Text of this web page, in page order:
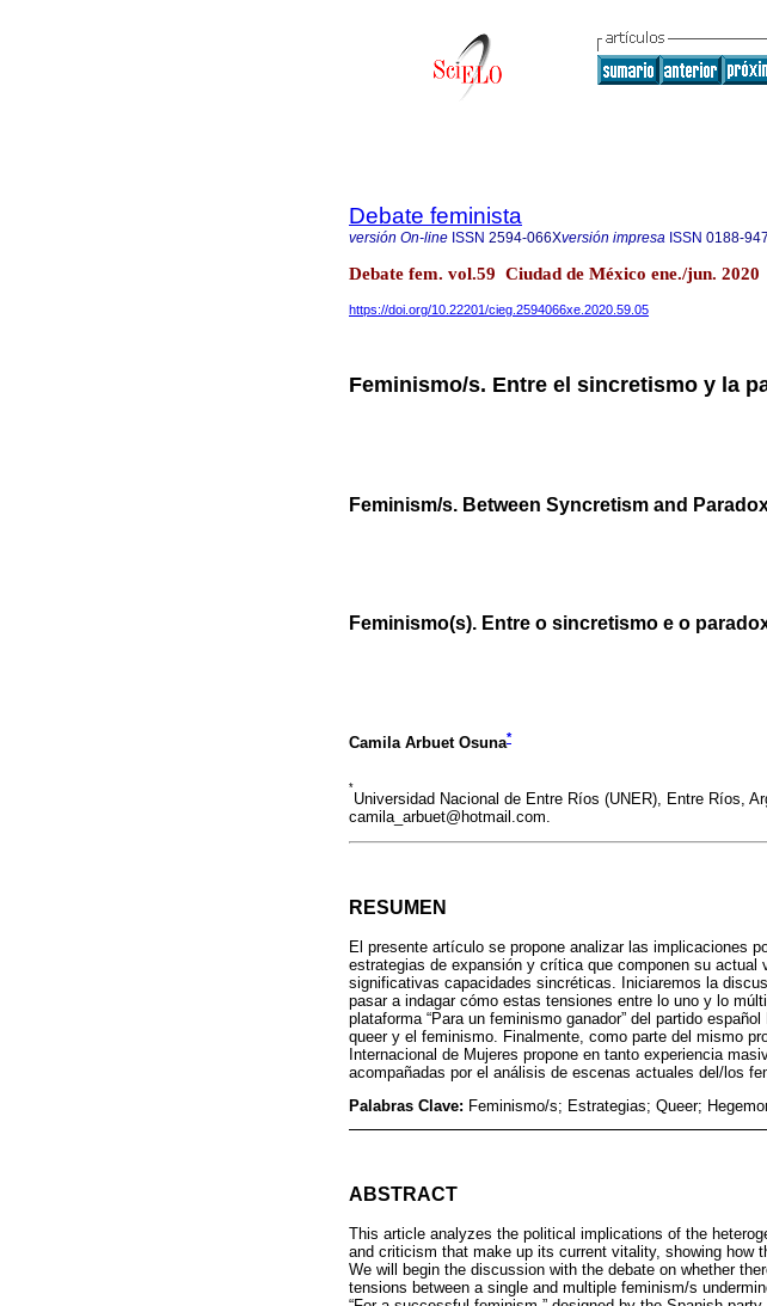
Debate feminista
versión On-line ISSN 2594-066Xversión impresa ISSN 0188-
Debate fem. vol.59 Ciudad de México ene./jun.
https://doi.org/10.22201/cieg.2594066xe.2020.59.05
Feminismo/s. Entre el sincretismo y la
Feminism/s. Between Syncretism and
Feminismo(s). Entre o sincretismo e o
Camila Arbuet Osuna*
*
Universidad Nacional de Entre Ríos (UNER), Entre Ríos,
camila_arbuet@hotmail.com.
RESUMEN
El presente artículo se propone analizar las implicaciones
estrategias de expansión y crítica que componen su
significativas capacidades sincréticas. Iniciaremos la
pasar a indagar cómo estas tensiones entre lo uno y lo
plataforma “Para un feminismo ganador” del partido
queer y el feminismo. Finalmente, como parte del mismo
Internacional de Mujeres propone en tanto experiencia
acompañadas por el análisis de escenas actuales del/los
Palabras Clave: Feminismo/s; Estrategias; Queer;
ABSTRACT
This article analyzes the political implications of the
and criticism that make up its current vitality, showing
We will begin the discussion with the debate on whether
tensions between a single and multiple feminism/s